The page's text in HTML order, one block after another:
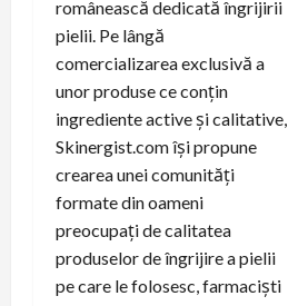
românească dedicată îngrijirii
pielii. Pe lângă
comercializarea exclusivă a
unor produse ce conțin
ingrediente active și calitative,
Skinergist.com își propune
crearea unei comunități
formate din oameni
preocupați de calitatea
produselor de îngrijire a pielii
pe care le folosesc, farmaciști